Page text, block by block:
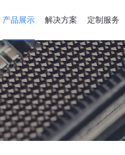
产品展示 解决方案 定制服务